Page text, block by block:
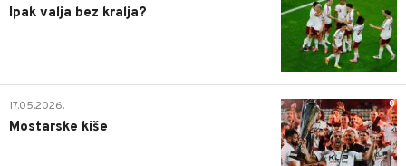
Ipak valja bez kralja?
0
17.05.2026.
Mostarske kiše